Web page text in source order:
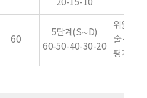
20-15-10
60
5단계(S∼D)
60-50-40-30-20
위원회
술 능력
평가